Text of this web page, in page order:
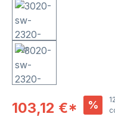
103,12 €* %